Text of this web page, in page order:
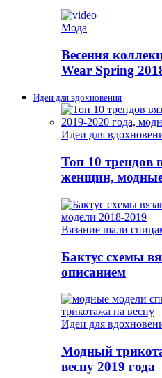
Мода
Весення
Wear Spring
Идеи для вдохновения
Идеи для
Топ 10 трендов
женщин,
Вязание шали
Бактус схемы
описанием
Идеи для
Модный
весну 2019 года